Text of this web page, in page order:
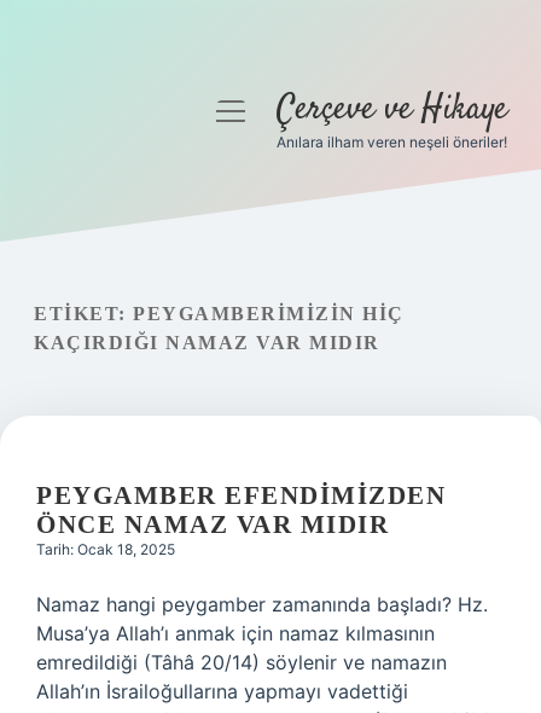
Gizlilik Politikası
Hakkımızda
menüyüÇerçeve ve Hikaye
Anılara ilham veren neşeli öneriler!
ETIKET: PEYGAMBERIMIZIN HIÇ
KAÇIRDIĞI NAMAZ VAR MIDIR
PEYGAMBER EFENDIMIZDEN
ÖNCE NAMAZ VAR MIDIR
Tarih: Ocak 18, 2025
Namaz hangi peygamber zamanında başladı? Hz.
Musa’ya Allah’ı anmak için namaz kılmasının
emredildiği (Tâhâ 20/14) söylenir ve namazın
Allah’ın İsrailoğullarına yapmayı vadettiği